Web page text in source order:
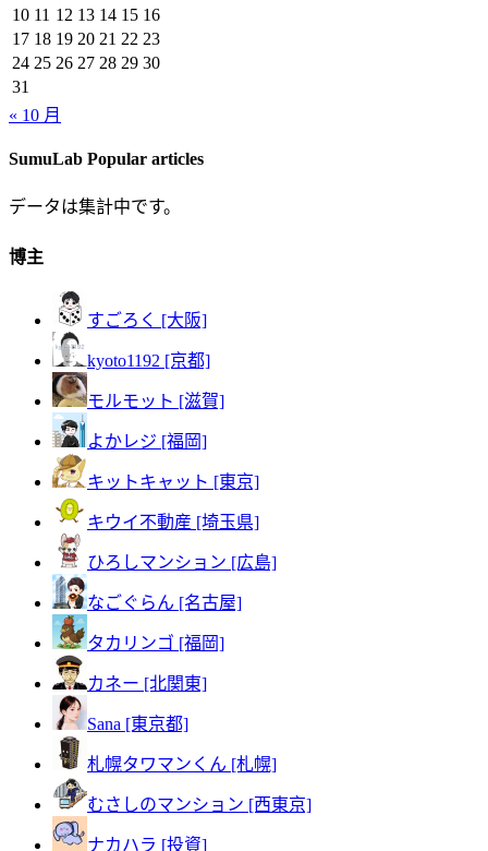
10 11 12 13 14 15 16
17 18 19 20 21 22 23
24 25 26 27 28 29 30
31
« 10 月
SumuLab Popular articles
データは集計中です。
博主
すごろく [大阪]
kyoto1192 [京都]
モルモット [滋賀]
よかレジ [福岡]
キットキャット [東京]
キウイ不動産 [埼玉県]
ひろしマンション [広島]
なごぐらん [名古屋]
タカリンゴ [福岡]
カネー [北関東]
Sana [東京都]
札幌タワマンくん [札幌]
むさしのマンション [西東京]
ナカハラ [投資]